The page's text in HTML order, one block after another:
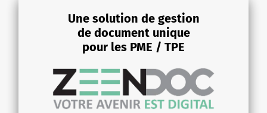
Une solution de gestion
de document unique
pour les PME / TPE